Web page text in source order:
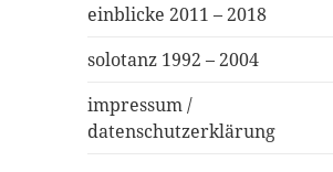
einblicke 2011 – 2018
solotanz 1992 – 2004
impressum /
datenschutzerklärung